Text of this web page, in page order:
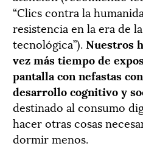
“Clics contra la
resistencia en la era de
tecnológica”).Nuestros
vez más tiempo de
pantalla con nefastas
desarrollo cognitivo y
destinado al consumo
hacer otras cosas
dormir menos.